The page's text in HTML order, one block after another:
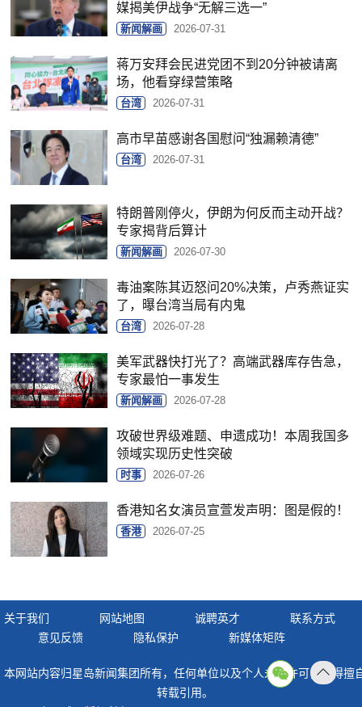
媒揭美伊战争“无解三选一”
新闻解画 2026-07-31
蒋万安拜会民进党团不到20分钟被请离
场，他看穿绿营策略
台湾 2026-07-31
高市早苗感谢各国慰问“独漏赖清德”
台湾 2026-07-31
特朗普刚停火，伊朗为何反而主动开战？
专家揭背后算计
新闻解画 2026-07-30
毒油案陈其迈怒问20%决策，卢秀燕证实
了，曝台湾当局有内鬼
台湾 2026-07-28
美军武器快打光了？高端武器库存告急，
专家最怕一事发生
新闻解画 2026-07-28
攻破世界级难题、申遗成功！本周我国多
领域实现历史性突破
时事 2026-07-26
香港知名女演员宣萱发声明：图是假的！
香港 2026-07-25
关于我们 网站地图 诚聘英才
联系方式
意见反馈
隐私保护 新媒体矩阵
本网站内容归星岛新闻集团所有，任何单位以及个人未经许可，不得擅
转载引用。